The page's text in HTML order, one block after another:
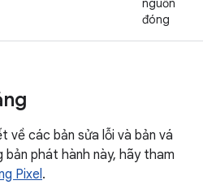
nguồn
đóng
các bản sửa lỗi và bản vá
phát hành này, hãy tham
Pixel.